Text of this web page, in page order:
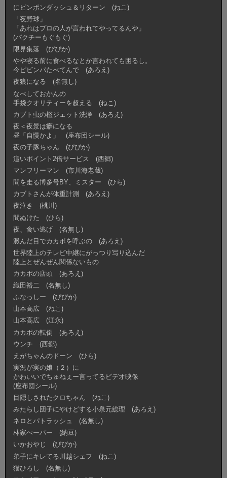
にピンポンダッシュ＆リターン (ねこ)
「夜野球」
「あれはプロの人が言われてやってるんや」
(パクチーもぐもぐ)
限界集落 (ぴぴか)
やや寝る前に食べるなとか言われても困るし。
今ピビンパたべてんで (あろえ)
夜狼になる (名無し)
なべしておかんの
手袋クオリティーを超える (ねこ)
カブト虫の檻ジェット洗浄 (あろえ)
夜＜夜景は癖になる
昼「自慢かよ」 (座布団シール)
夜の子豚ちゃん (ぴぴか)
這いポイント2倍サービス (西郷)
マンフリーマン (市川海老蔵)
間を走る博多号BY、ミスター (ひら)
カブトさんが体重計測 (あろえ)
夜泣き (桃川)
間ぬけた (ひら)
夜、食い逃げ (名無し)
澱んだ目でカカポを呼ぶの (あろえ)
世界陸上のテレビ中継にがっつり写り込んだ
陸上とぜんぜん関係ないもの
カカポの店頭 (あろえ)
織田裕二 (名無し)
ふなっしー (ぴぴか)
山本高広 (ねこ)
山本高広 (江永)
カカポの転倒 (あろえ)
ウンチ (西郷)
えがちゃんのドーン (ひら)
実況が実の娘（２）に
かわいいでちゅねぇー言ってるビデオ映像
(座布団シール)
目隠しされたクロちゃん (ねこ)
みたらし団子にやけどする小泉元総理 (あろえ)
ネロとパトラッシュ (名無し)
林家ぺーパー (納豆)
いかおやじ (ぴぴか)
弟子にキレてる川越シェフ (ねこ)
猫ひろし (名無し)